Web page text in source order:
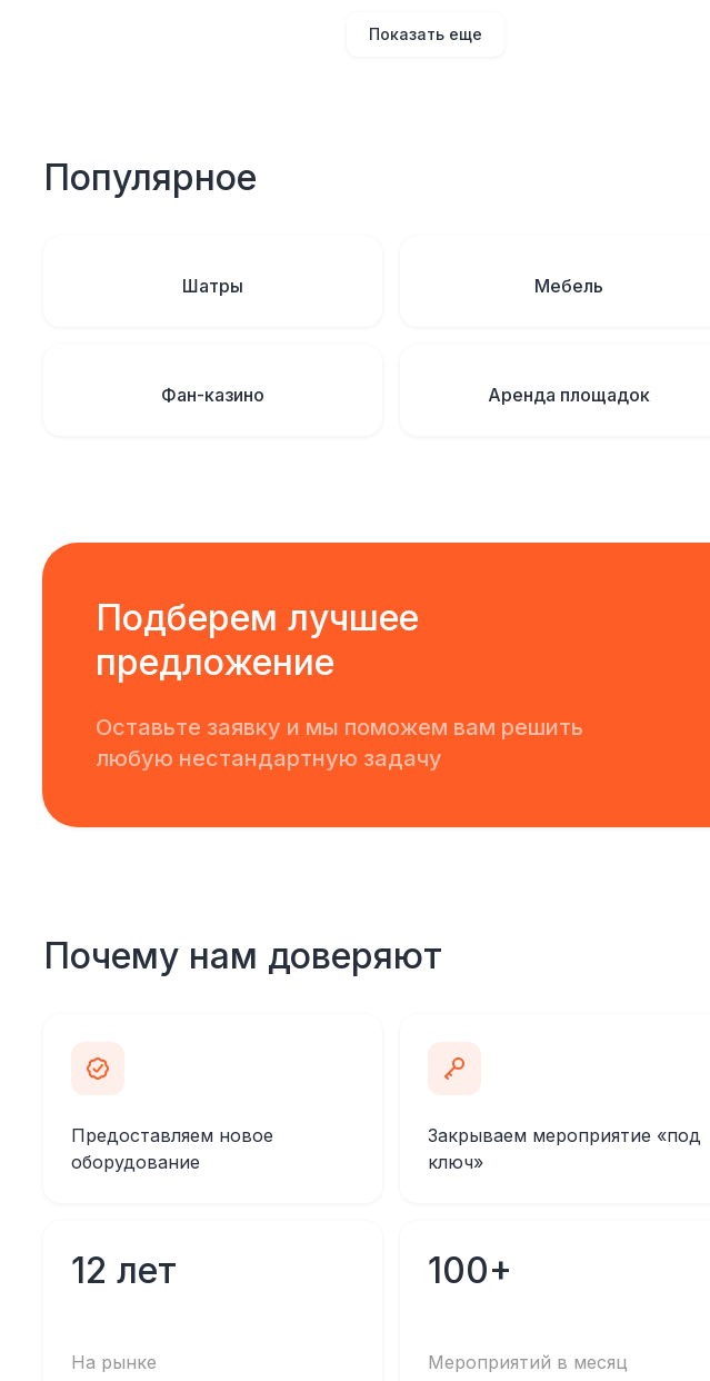
Показать еще
Популярное
Шатры Мебель
Фан-казино Аренда площадок
Подберем лучшее
предложение
Оставьте заявку и мы поможем вам решить
любую нестандартную задачу
Почему нам доверяют
Предоставляем новое
оборудование
Закрываем мероприятие «под
ключ»
12 лет
На рынке
100+
Мероприятий в месяц